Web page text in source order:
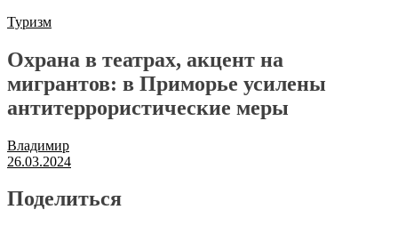
Туризм
Охрана в театрах, акцент на
мигрантов: в Приморье усилены
антитеррористические меры
Владимир
26.03.2024
Поделиться